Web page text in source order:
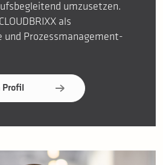
umzusetzen.
als
und Prozessmanagement-
Profil